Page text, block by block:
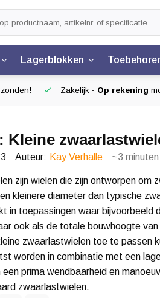
Lagerblokken
Zakelijk - Op rekening
Kleine
Auteur: Kay Verhalle ~3
zijn wielen die zijn ontworpen om
kleinere diameter dan typische
in toepassingen waar bijvoorbeeld
ook als de totale bouwhoogte
zwaarlastwielen toe te passen
worden in combinatie met een
prima wendbaarheid en
zwaarlastwielen.